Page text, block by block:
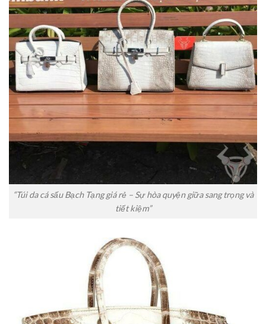
“Túi da cá sấu Bạch Tạng giá rẻ – Sự hòa quyện giữa sang trọng và
tiết kiệm”